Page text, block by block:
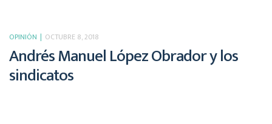
OPINIÓN OCTUBRE 8, 2018
Andrés Manuel López Obrador y los
sindicatos